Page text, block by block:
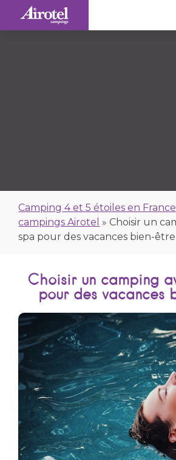
Camping 4 et 5 étoiles en France
campings Airotel »Choisir un
spa pour des vacances bien-être
Choisir un camping
pour des vacances